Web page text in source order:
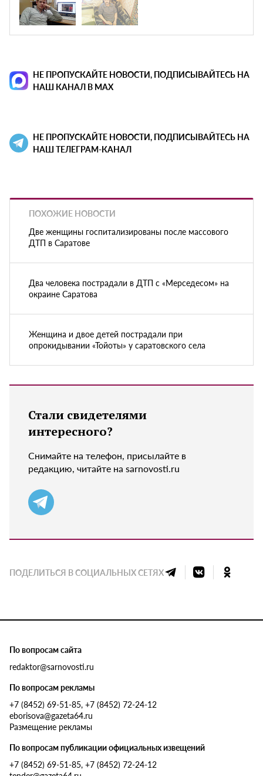
НЕ ПРОПУСКАЙТЕ НОВОСТИ, ПОДПИСЫВАЙТЕСЬ НА
НАШ КАНАЛ В MAX
НЕ ПРОПУСКАЙТЕ НОВОСТИ, ПОДПИСЫВАЙТЕСЬ НА
НАШ ТЕЛЕГРАМ-КАНАЛ
ПОХОЖИЕ НОВОСТИ
Две женщины госпитализированы после массового
ДТП в Саратове
Два человека пострадали в ДТП с «Мерседесом» на
окраине Саратова
Женщина и двое детей пострадали при
опрокидывании «Тойоты» у саратовского села
Стали свидетелями
интересного?
Снимайте на телефон, присылайте в
редакцию, читайте на sarnovosti.ru
ПОДЕЛИТЬСЯ В СОЦИАЛЬНЫХ СЕТЯХ
По вопросам сайта
redaktor@sarnovosti.ru
По вопросам рекламы
+7 (8452) 69-51-85, +7 (8452) 72-24-12
eborisova@gazeta64.ru
Размещение рекламы
По вопросам публикации официальных извещений
+7 (8452) 69-51-85, +7 (8452) 72-24-12